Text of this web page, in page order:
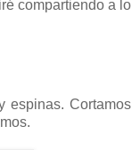
compartiendo a lo
espinas. Cortamos